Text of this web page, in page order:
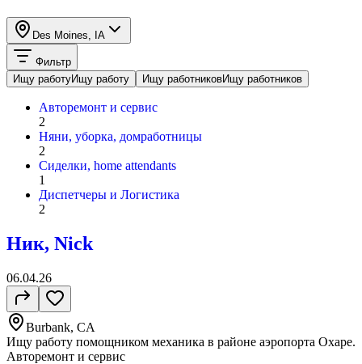
Des Moines, IA
Фильтр
Ищу работуИщу работу Ищу работниковИщу работников
Авторемонт и cервис
2
Няни, уборка, домработницы
2
Сиделки, home attendants
1
Диспетчеры и Логистика
2
Ник, Nick
06.04.26
Burbank, CA
Ищу работу помощником механика в районе аэропорта Охаре.
Авторемонт и cервис